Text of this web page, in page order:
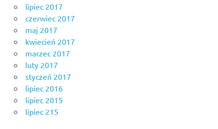
lipiec 2017
czerwiec 2017
maj 2017
kwiecień 2017
marzec 2017
luty 2017
styczeń 2017
lipiec 2016
lipiec 2015
lipiec 215